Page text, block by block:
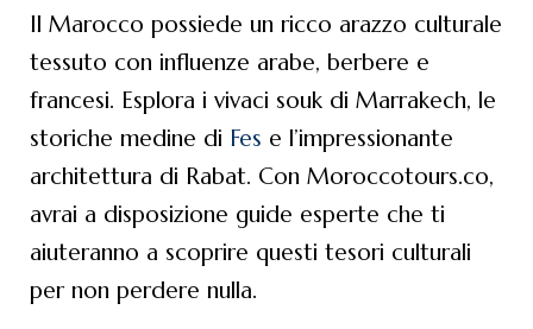
Il Marocco possiede un ricco arazzo culturale
tessuto con influenze arabe, berbere e
francesi. Esplora i vivaci souk di Marrakech, le
storiche medine di Fes e l’impressionante
architettura di Rabat. Con Moroccotours.co,
avrai a disposizione guide esperte che ti
aiuteranno a scoprire questi tesori culturali
per non perdere nulla.